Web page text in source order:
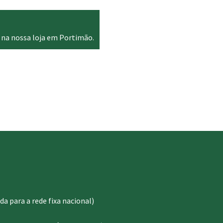
nossa loja em Portimão.
para a rede fixa nacional)